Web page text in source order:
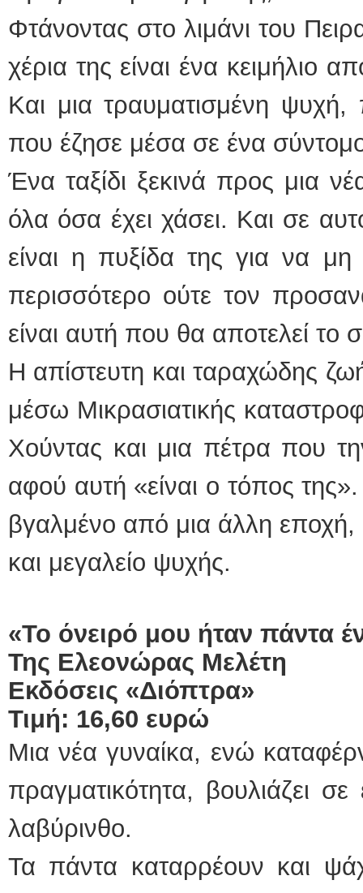
Φτάνοντας στο λιμάνι του
χέρια της είναι ένα κειμήλιο
Και μια τραυματισμένη
που έζησε μέσα σε ένα
Ένα ταξίδι ξεκινά προς μια
όλα όσα έχει χάσει. Και σε
είναι η πυξίδα της για να
περισσότερο ούτε τον
είναι αυτή που θα αποτελεί το
Η απίστευτη και ταραχώδης
μέσω Μικρασιατικής
Χούντας και μια πέτρα που
αφού αυτή «είναι ο τόπος
βγαλμένο από μια άλλη
και μεγαλείο ψυχής.
«Το όνειρό μου ήταν πάντα
Της Ελεονώρας Μελέτη
Εκδόσεις «Διόπτρα»
Τιμή: 16,60 ευρώ
Μια νέα γυναίκα, ενώ
πραγματικότητα, βουλιάζει
λαβύρινθο.
Τα πάντα καταρρέουν και